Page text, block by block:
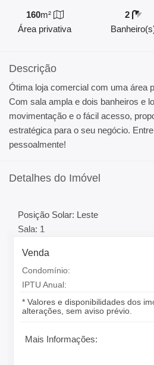
160m²
Área privativa
2
Descrição
Ótima loja comercial com uma área
Com sala ampla e dois banheiros e
movimentação e o fácil acesso,
estratégica para o seu negócio.
pessoalmente!
Detalhes do Imóvel
Posição Solar: Leste
Sala: 1
Venda
Condomínio:
IPTU Anual:
* Valores e disponibilidades dos
alterações, sem aviso prévio.
Mais Informações: